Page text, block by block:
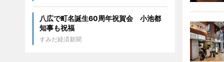
八広で町名誕生60周年祝賀会 小池都
知事も祝福
すみだ経済新聞